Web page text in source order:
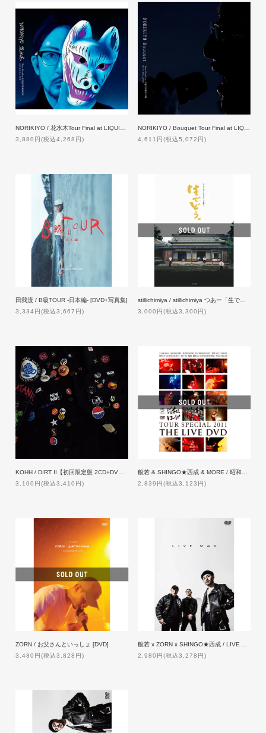
3,880円(税込4,268円)
4,611円(税込5,072円)
田我流 / B級TOUR -日本編- [DVD+写真集]
3,334円(税込3,667円)
3,000円(税込3,300円)
3,100円(税込3,410円)
2,839円(税込3,123円)
ZORN / お父さんといっしょ [DVD]
3,480円(税込3,828円)
2,980円(税込3,278円)